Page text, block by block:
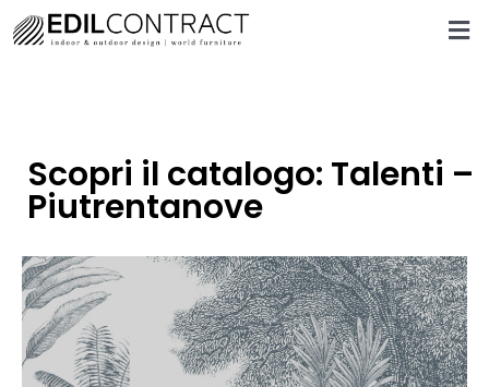
Scopri il catalogo: Talenti –
Piutrentanove